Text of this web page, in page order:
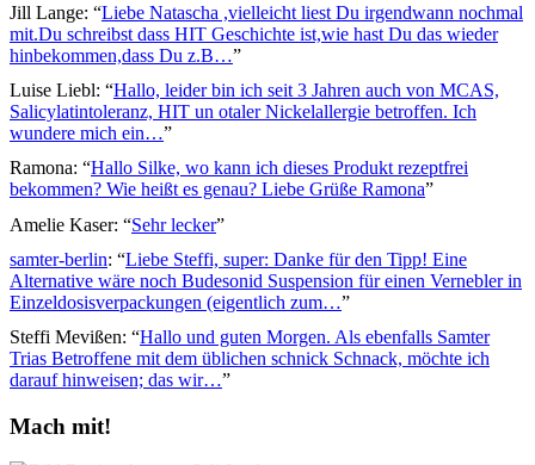
Jill Lange: “Liebe Natascha ,vielleicht liest Du irgendwann nochmal
mit.Du schreibst dass HIT Geschichte ist,wie hast Du das wieder
hinbekommen,dass Du z.B…”
Luise Liebl: “Hallo, leider bin ich seit 3 Jahren auch von MCAS,
Salicylatintoleranz, HIT un otaler Nickelallergie betroffen. Ich
wundere mich ein…”
Ramona: “Hallo Silke, wo kann ich dieses Produkt rezeptfrei
bekommen? Wie heißt es genau? Liebe Grüße Ramona”
Amelie Kaser: “Sehr lecker”
samter-berlin: “Liebe Steffi, super: Danke für den Tipp! Eine
Alternative wäre noch Budesonid Suspension für einen Vernebler in
Einzeldosisverpackungen (eigentlich zum…”
Steffi Mevißen: “Hallo und guten Morgen. Als ebenfalls Samter
Trias Betroffene mit dem üblichen schnick Schnack, möchte ich
darauf hinweisen; das wir…”
Mach mit!